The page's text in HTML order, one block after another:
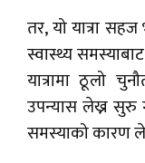
तर, यो यात्रा
स्वास्थ्य
यात्रामा ठूलो
उपन्यास लेख्न सुरु
समस्याको कारण